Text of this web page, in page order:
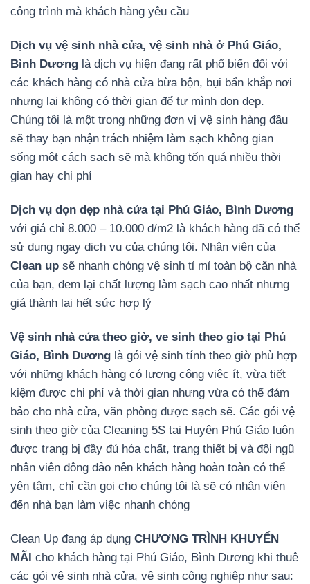
công trình mà khách hàng yêu cầu
Dịch vụ vệ sinh nhà cửa, vệ sinh nhà ở Phú Giáo,
Bình Dương là dịch vụ hiện đang rất phổ biến đối với
các khách hàng có nhà cửa bừa bộn, bụi bẩn khắp nơi
nhưng lại không có thời gian để tự mình dọn dẹp.
Chúng tôi là một trong những đơn vị vệ sinh hàng đầu
sẽ thay bạn nhận trách nhiệm làm sạch không gian
sống một cách sạch sẽ mà không tốn quá nhiều thời
gian hay chi phí
Dịch vụ dọn dẹp nhà cửa tại Phú Giáo, Bình Dương
với giá chỉ 8.000 – 10.000 đ/m2 là khách hàng đã có thể
sử dụng ngay dịch vụ của chúng tôi. Nhân viên của
Clean up sẽ nhanh chóng vệ sinh tỉ mỉ toàn bộ căn nhà
của bạn, đem lại chất lượng làm sạch cao nhất nhưng
giá thành lại hết sức hợp lý
Vệ sinh nhà cửa theo giờ, ve sinh theo gio tại Phú
Giáo, Bình Dương là gói vệ sinh tính theo giờ phù hợp
với những khách hàng có lượng công việc ít, vừa tiết
kiệm được chi phí và thời gian nhưng vừa có thể đảm
bảo cho nhà cửa, văn phòng được sạch sẽ. Các gói vệ
sinh theo giờ của Cleaning 5S tại Huyện Phú Giáo luôn
được trang bị đầy đủ hóa chất, trang thiết bị và đội ngũ
nhân viên đông đảo nên khách hàng hoàn toàn có thể
yên tâm, chỉ cần gọi cho chúng tôi là sẽ có nhân viên
đến nhà bạn làm việc nhanh chóng
Clean Up đang áp dụng CHƯƠNG TRÌNH KHUYẾN
MÃI cho khách hàng tại Phú Giáo, Bình Dương khi thuê
các gói vệ sinh nhà cửa, vệ sinh công nghiệp như sau: